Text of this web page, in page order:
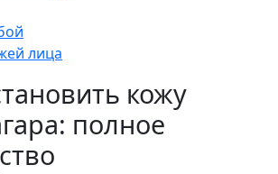
лица
кожу
полное